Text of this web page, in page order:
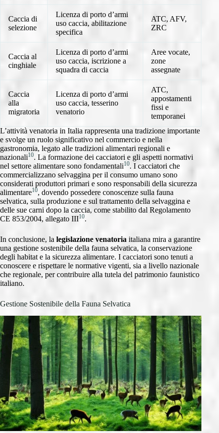
Caccia di
selezione
Licenza di porto d’armi
uso caccia, abilitazione
specifica
ATC, AFV,
ZRC
Caccia al
cinghiale
Licenza di porto d’armi
uso caccia, iscrizione a
squadra di caccia
Aree vocate,
zone
assegnate
Caccia
alla
migratoria
Licenza di porto d’armi
uso caccia, tesserino
venatorio
ATC,
appostamenti
fissi e
temporanei
L’attività venatoria in Italia rappresenta una tradizione importante
e svolge un ruolo significativo nel commercio e nella
gastronomia, legato alle tradizioni alimentari regionali e
nazionali10. La formazione dei cacciatori e gli aspetti normativi
nel settore alimentare sono fondamentali10. I cacciatori che
commercializzano selvaggina per il consumo umano sono
considerati produttori primari e sono responsabili della sicurezza
alimentare10, dovendo possedere conoscenze sulla fauna
selvatica, sulla produzione e sul trattamento della selvaggina e
delle sue carni dopo la caccia, come stabilito dal Regolamento
CE 853/2004, allegato III10.
In conclusione, la legislazione venatoria italiana mira a garantire
una gestione sostenibile della fauna selvatica, la conservazione
degli habitat e la sicurezza alimentare. I cacciatori sono tenuti a
conoscere e rispettare le normative vigenti, sia a livello nazionale
che regionale, per contribuire alla tutela del patrimonio faunistico
italiano.
Gestione Sostenibile della Fauna Selvatica